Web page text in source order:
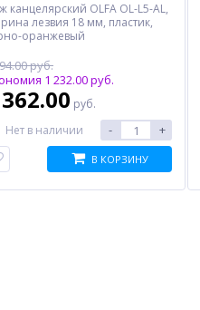
канцелярский OLFA OL-L5-AL,
лезвия 18 мм, пластик,
оранжевый
руб.
1 232.00 руб.
руб.
Нет в наличии
- +
В КОРЗИНУ